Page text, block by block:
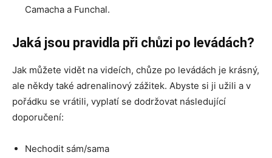
Camacha a Funchal.
Jaká jsou pravidla při chůzi po levádách?
Jak můžete vidět na videích, chůze po levádách je krásný,
ale někdy také adrenalinový zážitek. Abyste si ji užili a v
pořádku se vrátili, vyplatí se dodržovat následující
doporučení:
Nechodit sám/sama